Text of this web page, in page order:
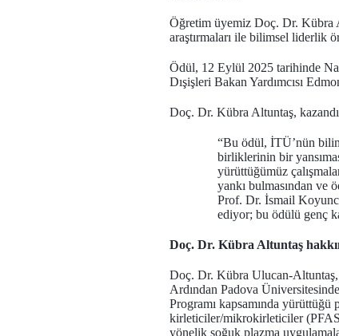
Öğretim üyemiz Doç. Dr. Kübra
araştırmaları ile bilimsel liderlik
Ödül, 12 Eylül 2025 tarihinde
Dışişleri Bakan Yardımcısı
Doç. Dr. Kübra Altuntaş,
“Bu ödül, İTÜ’nün
birliklerinin bir
yürüttüğümüz
yankı bulmasından ve
Prof. Dr. İsmail
ediyor; bu ödülü genç
Doç. Dr. Kübra Altuntaş
Doç. Dr. Kübra Ulucan-Altuntaş,
Ardından Padova
Programı kapsamında yürüttüğü
kirleticiler/mikrokirleticiler
yönelik soğuk plazma